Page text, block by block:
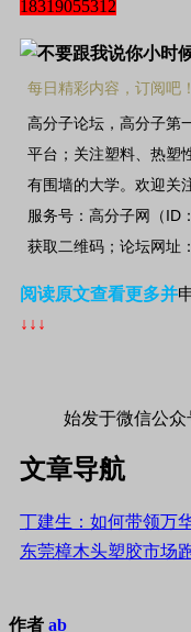
18319055312
每日精彩内容，订阅吧！
高分子论坛，高分子第
平台；关注塑料、热塑
有围墙的大学。欢迎关
服务号：高分子网（ ID ：
获取二维码；论坛网址：
阅读原文查看更多并
↓↓↓
始发于微信公
文章导航
丁建生：如何带领万
东莞樟木头塑胶市场
作者 ab